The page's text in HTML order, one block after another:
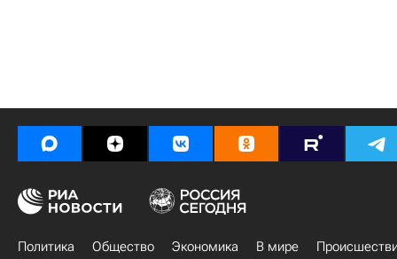
Политика Общество Экономика В мире